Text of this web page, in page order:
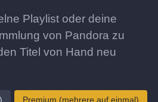
Playlist oder deine
von Pandora zu
Titel von Hand neu
Premium (mehrere auf einmal)